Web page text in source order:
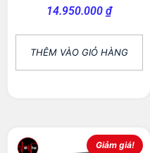
14.950.000 ₫
THÊM VÀO GIỎ HÀNG
Giảm giá!